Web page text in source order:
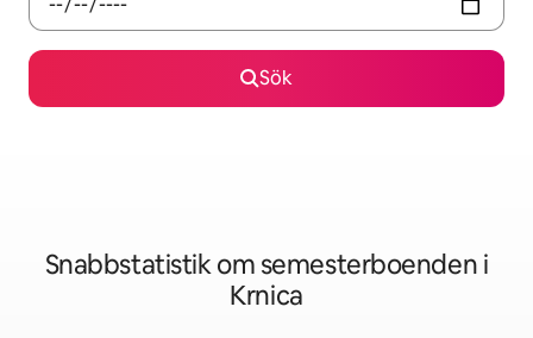
Sök
Snabbstatistik om semesterboenden i
Krnica